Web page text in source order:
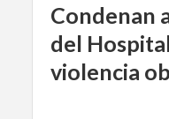
Condenan
del
violencia